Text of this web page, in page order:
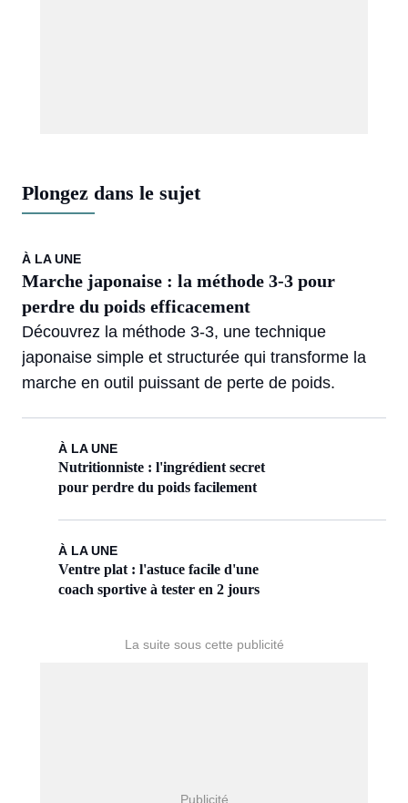
Plongez dans le sujet
À LA UNE
Marche japonaise : la méthode 3-3 pour
perdre du poids efficacement
Découvrez la méthode 3-3, une technique
japonaise simple et structurée qui transforme la
marche en outil puissant de perte de poids.
À LA UNE
Nutritionniste : l'ingrédient secret
pour perdre du poids facilement
À LA UNE
Ventre plat : l'astuce facile d'une
coach sportive à tester en 2 jours